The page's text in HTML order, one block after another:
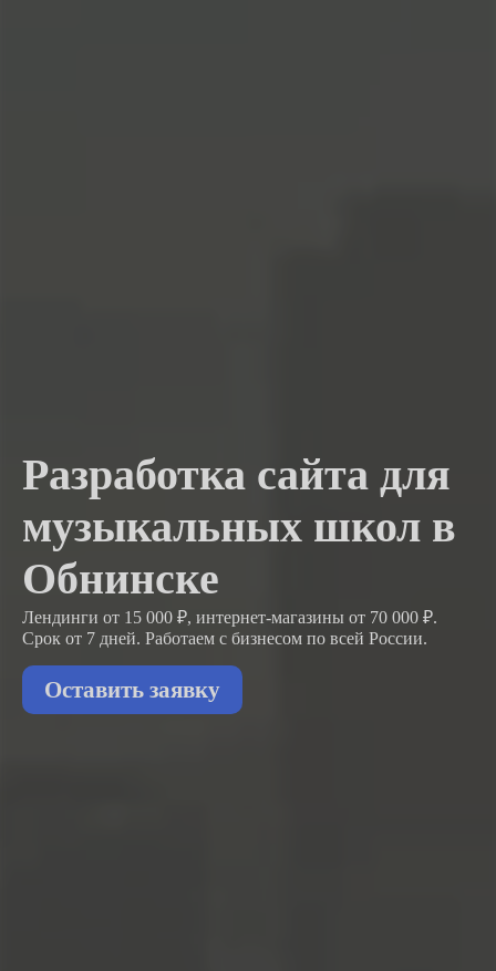
Разработка сайта для
музыкальных школ в
Обнинске
Лендинги от 15 000 ₽, интернет-магазины от 70 000 ₽.
Срок от 7 дней. Работаем с бизнесом по всей России.
Оставить заявку